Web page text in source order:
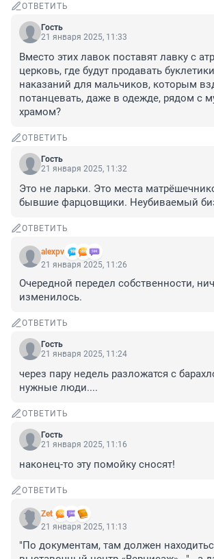
ОТВЕТИТЬ
Гость
21 января 2025, 11:33
Вместо этих лавок поставят лавку с
церковь, где будут продавать
наказаний для мальчиков, которым
потанцевать, даже в одежде, рядом с
храмом?
ОТВЕТИТЬ
Гость
21 января 2025, 11:32
Это не ларьки. Это места
бывшие фарцовщики. Неубиваемый
ОТВЕТИТЬ
alexpv
21 января 2025, 11:26
Очередной передел собственности,
изменилось.
ОТВЕТИТЬ
Гость
21 января 2025, 11:24
через пару недель разложатся с
нужные люди....
ОТВЕТИТЬ
Гость
21 января 2025, 11:16
наконец-то эту помойку сносят!
ОТВЕТИТЬ
Zet
21 января 2025, 11:13
"По документам, там должен